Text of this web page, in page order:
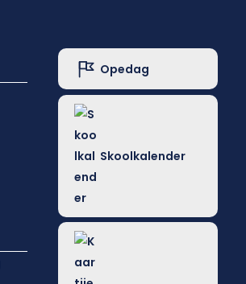
Opedag
Skoolkalender